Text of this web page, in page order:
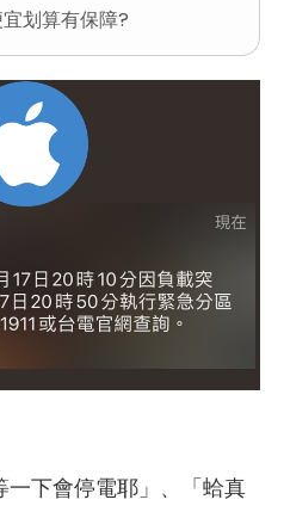
划算有保障?
下會停電耶」、「蛤真